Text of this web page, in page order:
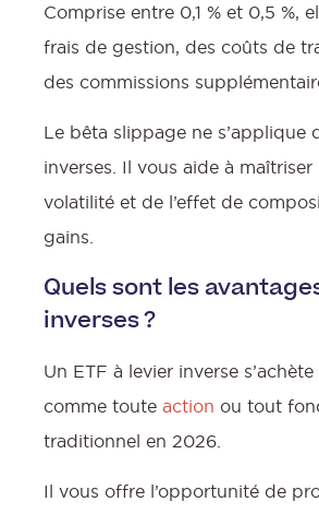
Comprise entre 0,1 % et 0,5 %,
frais de gestion, des coûts de
des commissions
Le bêta slippage ne s’applique
inverses. Il vous aide à maîtriser
volatilité et de l’effet de
gains.
Quels sont les
inverses ?
Un ETF à levier inverse
comme toute action ou tout
traditionnel en 2026.
Il vous offre l’opportunité de